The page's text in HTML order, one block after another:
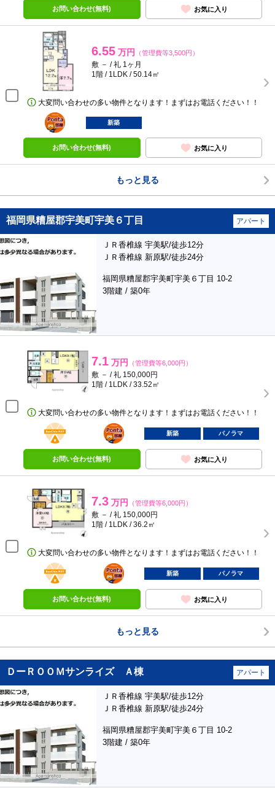
お問い合わせ(無料) お気に入り
6.55 万円 （管理費等3,500円）
敷 － / 礼 1ヶ月
1階 / 1LDK / 50.14㎡
大変問い合わせの多い物件となります！まずはお電話ください！！
ポンタ
部屋
新築
お問い合わせ(無料) お気に入り
もっと見る
福岡県糟屋郡宇美町宇美６丁目 アパート
ＪＲ香椎線 宇美駅/徒歩12分
ＪＲ香椎線 新原駅/徒歩24分
福岡県糟屋郡宇美町宇美６丁目 10-2
3階建 / 築0年
7.1 万円 （管理費等6,000円）
敷 － / 礼 150,000円
1階 / 1LDK / 33.52㎡
大変問い合わせの多い物件となります！まずはお電話ください！！
BunChinPAY
ポンタ
部屋
新築 パノラマ
お問い合わせ(無料) お気に入り
7.3 万円 （管理費等6,000円）
敷 － / 礼 150,000円
1階 / 1LDK / 36.2㎡
大変問い合わせの多い物件となります！まずはお電話ください！！
BunChinPAY
ポンタ
部屋
新築 パノラマ
お問い合わせ(無料) お気に入り
もっと見る
ＤーＲＯＯＭサンライズ Ａ棟 アパート
ＪＲ香椎線 宇美駅/徒歩12分
ＪＲ香椎線 新原駅/徒歩24分
福岡県糟屋郡宇美町宇美６丁目 10-2
3階建 / 築0年